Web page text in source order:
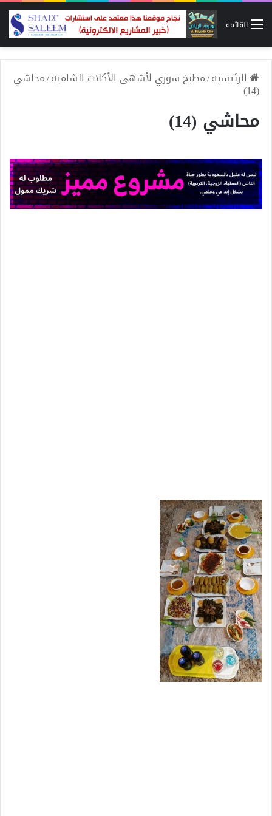
القائمة
الرئيسية/مطبخ سوري لأشهى الأكلات الشامية/محاشي
(14)
محاشي (14)